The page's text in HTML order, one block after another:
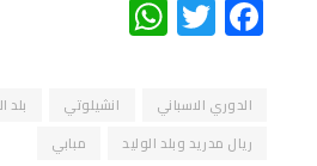
Facebook
Twitter
الدوري الاسباني انشيلوتي بلد
ريال مدريد وبلد الوليد
مبابي